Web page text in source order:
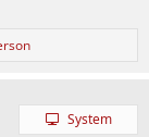
System